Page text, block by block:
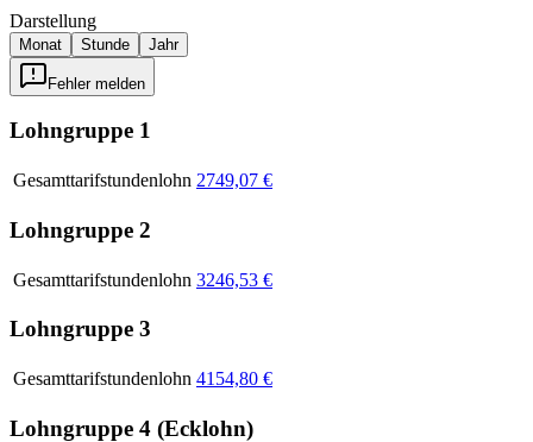
Darstellung
Monat Stunde Jahr
Fehler melden
Lohngruppe 1
Gesamttarifstundenlohn 2749,07 €
Lohngruppe 2
Gesamttarifstundenlohn 3246,53 €
Lohngruppe 3
Gesamttarifstundenlohn 4154,80 €
Lohngruppe 4 (Ecklohn)